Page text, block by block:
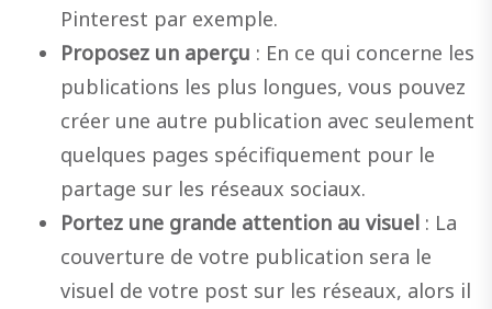
Pinterest par exemple.
Proposez un aperçu : En ce qui concerne les
publications les plus longues, vous pouvez
créer une autre publication avec seulement
quelques pages spécifiquement pour le
partage sur les réseaux sociaux.
Portez une grande attention au visuel : La
couverture de votre publication sera le
visuel de votre post sur les réseaux, alors il